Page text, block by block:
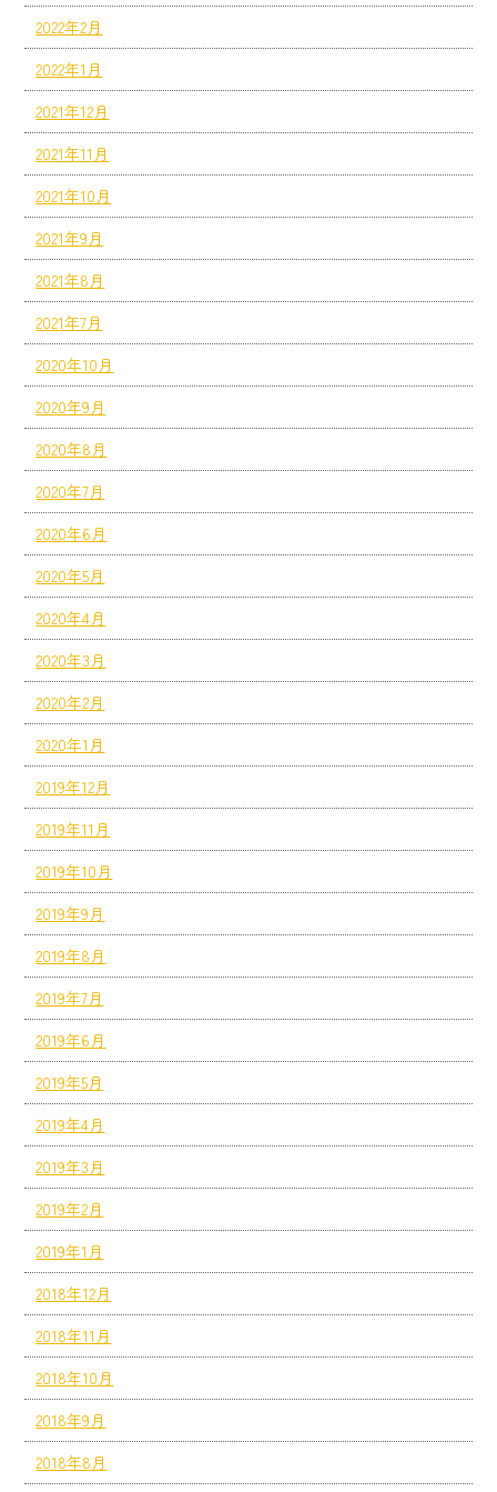
2022年2月
2022年1月
2021年12月
2021年11月
2021年10月
2021年9月
2021年8月
2021年7月
2020年10月
2020年9月
2020年8月
2020年7月
2020年6月
2020年5月
2020年4月
2020年3月
2020年2月
2020年1月
2019年12月
2019年11月
2019年10月
2019年9月
2019年8月
2019年7月
2019年6月
2019年5月
2019年4月
2019年3月
2019年2月
2019年1月
2018年12月
2018年11月
2018年10月
2018年9月
2018年8月